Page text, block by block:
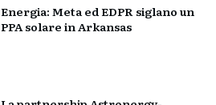
Energia: Meta ed EDPR siglano un
PPA solare in Arkansas